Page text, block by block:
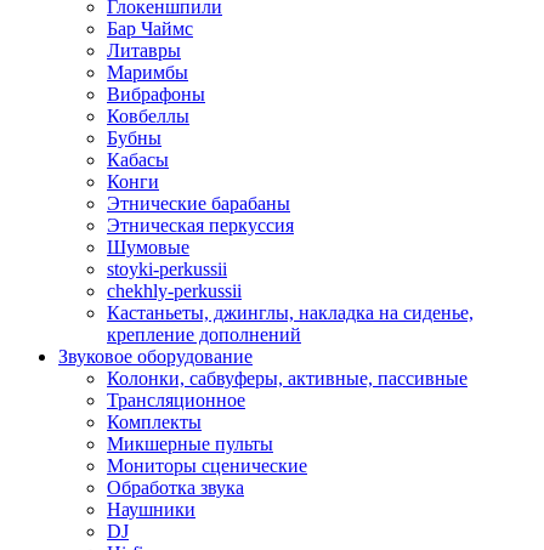
Глокеншпили
Бар Чаймс
Литавры
Маримбы
Вибрафоны
Ковбеллы
Бубны
Кабасы
Конги
Этнические барабаны
Этническая перкуссия
Шумовые
stoyki-perkussii
chekhly-perkussii
Кастаньеты, джинглы, накладка на сиденье,
крепление дополнений
Звуковое оборудование
Колонки, сабвуферы, активные, пассивные
Трансляционное
Комплекты
Микшерные пульты
Мониторы сценические
Обработка звука
Наушники
DJ